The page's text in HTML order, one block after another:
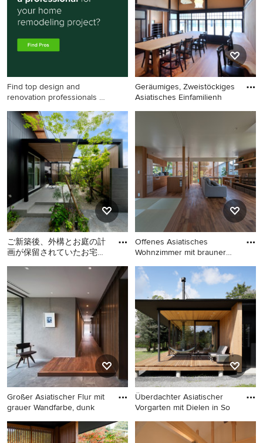
Holzzaun in Bonn
Find top design and
renovation professionals on
Geräumiges, Zweistöckiges
Asiatisches Einfamilienh
Geräumiges, Zweistöckiges
Asiatisches Einfamilienhaus
mit Putzfassade, schwarzer
Fassadenfarbe, Satteldach,
Ziegeldach und schwarzem
Dach in Sonstige
ご新築後、外構とお庭の計
画が保留されていたお宅に
Asiatischer Patio in Fukuoka
Offenes Asiatisches
Wohnzimmer mit brauner
Offenes Asiatisches
Wohnzimmer mit brauner
Wandfarbe, freistehendem
TV, braunem Boden und
dunklem Holzboden in
Nagoya
Großer Asiatischer Flur mit
grauer Wandfarbe, dunk
Großer Asiatischer Flur mit
grauer Wandfarbe, dunklem
Überdachter Asiatischer
Vorgarten mit Dielen in So
Überdachter Asiatischer
Vorgarten mit Dielen in